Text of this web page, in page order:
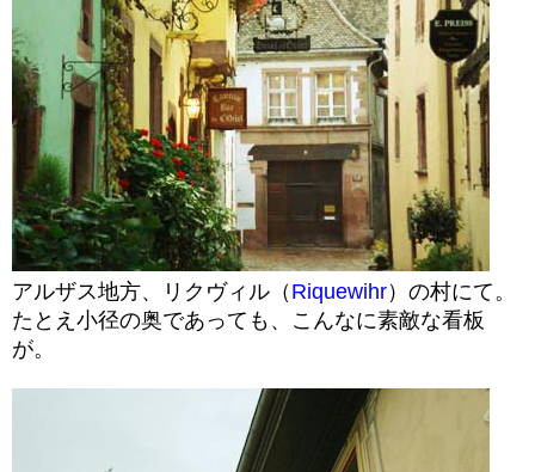
アルザス地方、リクヴィル（ Riquewihr）の村にて。
たとえ小径の奥であっても、こんなに素敵な看板
が。